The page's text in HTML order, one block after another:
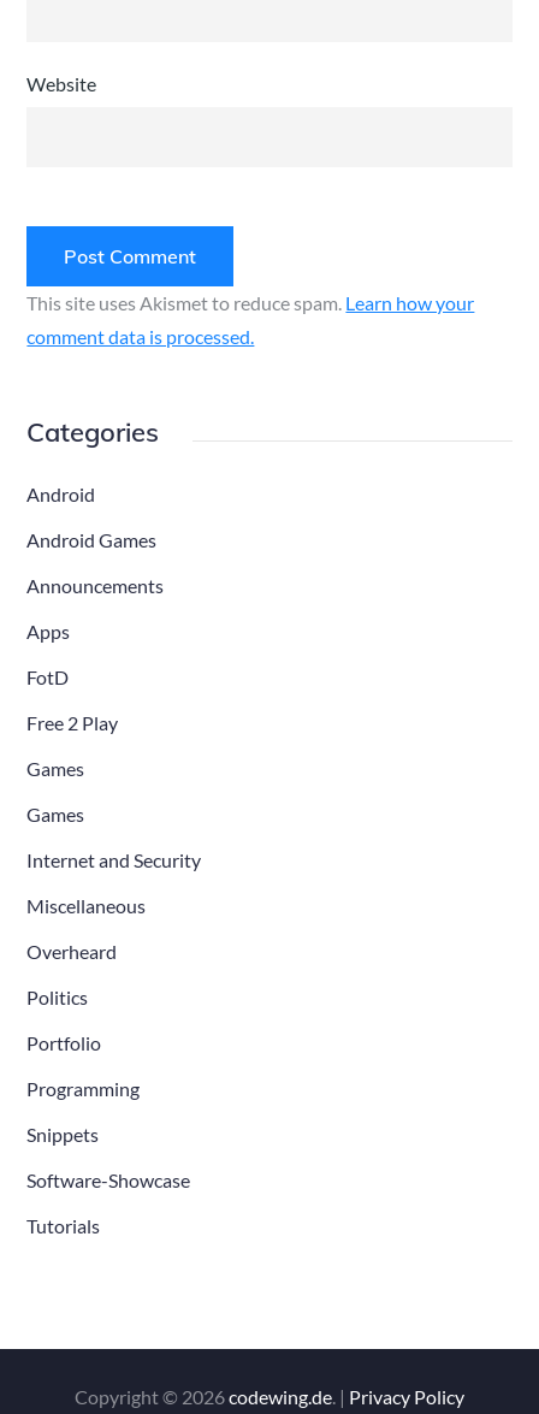
Website
This site uses Akismet to reduce spam. Learn how your
comment data is processed.
Categories
Android
Android Games
Announcements
Apps
FotD
Free 2 Play
Games
Games
Internet and Security
Miscellaneous
Overheard
Politics
Portfolio
Programming
Snippets
Software-Showcase
Tutorials
Copyright © 2026codewing.de. | Privacy Policy